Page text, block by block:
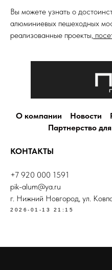
Вы можете узнать о
алюминиевых пешеходных
реализованные проекты,
О компании Новости
Партнерство
КОНТАКТЫ
+7 920 000 1591
pik-alum@ya.ru
г. Нижний Новгород, ул.
2026-01-13 21:15